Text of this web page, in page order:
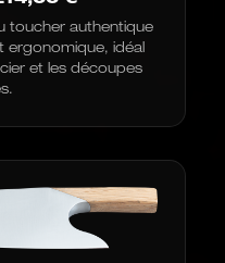
prix
:
de
toucher authentique
ergonomique, idéal
et les découpes